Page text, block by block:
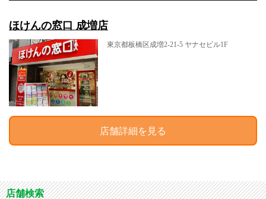
ほけんの窓口 成増店
東京都板橋区成増2-21-5 ヤナセビル1F
店舗詳細を見る
店舗検索